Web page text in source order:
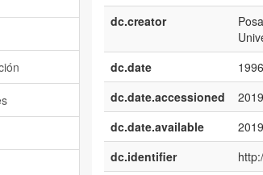
dc.creator
dc.date
dc.date.accessioned
dc.date.available
dc.identifier